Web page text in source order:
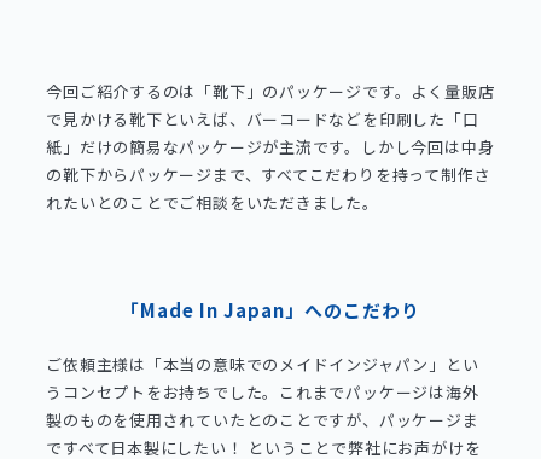
今回ご紹介するのは「靴下」のパッケージです。よく量販店
で見かける靴下といえば、バーコードなどを印刷した「口
紙」だけの簡易なパッケージが主流です。しかし今回は中身
の靴下からパッケージまで、すべてこだわりを持って制作さ
れたいとのことでご相談をいただきました。
「Made In Japan」へのこだわり
ご依頼主様は「本当の意味でのメイドインジャパン」とい
うコンセプトをお持ちでした。これまでパッケージは海外
製のものを使用されていたとのことですが、パッケージま
ですべて日本製にしたい！ ということで弊社にお声がけを